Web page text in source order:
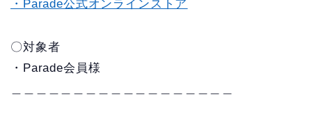
・Parade公式オンラインストア
〇対象者
・Parade会員様